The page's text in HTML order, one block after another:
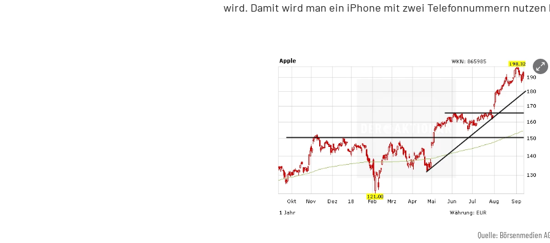
wird. Damit wird man ein iPhone mit zwei Telefonnummern nutzen
Quelle: Börsenmedien